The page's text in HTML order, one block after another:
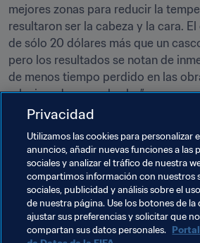
mejores zonas para reducir la
resultaron ser la cabeza y la cara.
de sólo 20 dólares más que un
pero los resultados se notan de
de menos tiempo perdido en las
relacionadas con el calor”.
En opinión de los integrantes del
equipo de la Universidad de Qatar,
demuestra cómo se está utilizando
desarrollada en Qatar para impulsar
ámbito de importancia fundamental
región.
Privacidad
Utilizamos las cookies para personalizar
anuncios, añadir nuevas funciones a las
sociales y analizar el tráfico de nuestra
compartimos información con nuestros
sociales, publicidad y análisis sobre el
de nuestra página. Use los botones de la
ajustar sus preferencias y solicitar que
compartan sus datos personales.